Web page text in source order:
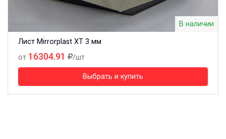
В наличии
Лист Mirrorplast XT 3 мм
от 16304.91 /шт
Выбрать и купить